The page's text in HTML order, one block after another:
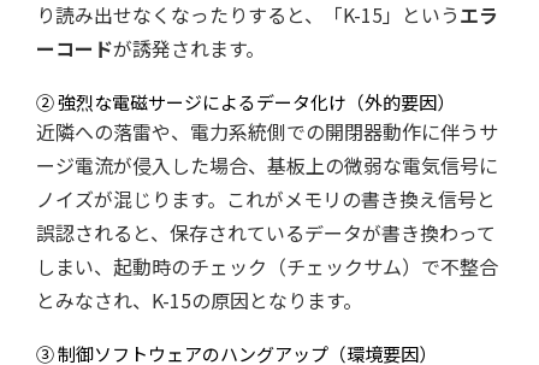
り読み出せなくなったりすると、「K-15」というエラ
ーコードが誘発されます。
② 強烈な電磁サージによるデータ化け（外的要因）
近隣への落雷や、電力系統側での開閉器動作に伴うサ
ージ電流が侵入した場合、基板上の微弱な電気信号に
ノイズが混じります。これがメモリの書き換え信号と
誤認されると、保存されているデータが書き換わって
しまい、起動時のチェック（チェックサム）で不整合
とみなされ、K-15の原因となります。
③ 制御ソフトウェアのハングアップ（環境要因）